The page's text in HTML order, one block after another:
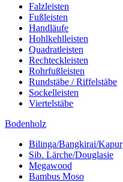
Falzleisten
Fußleisten
Handläufe
Hohlkehlleisten
Quadratleisten
Rechteckleisten
Rohrfußleisten
Rundstäbe / Riffelstäbe
Sockelleisten
Viertelstäbe
Bodenholz
Bilinga/Bangkirai/Kapur
Sib. Lärche/Douglasie
Megawood
Bambus Moso